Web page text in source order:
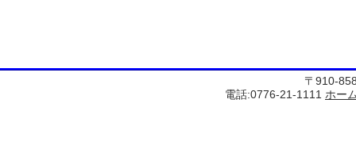
〒910-
電話:0776-21-1111 ホー